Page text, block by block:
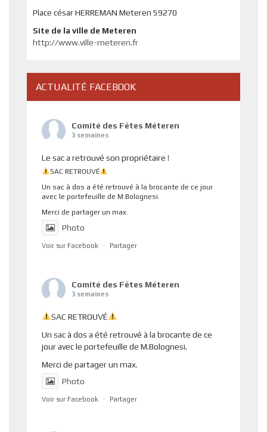
Place césar HERREMAN Meteren 59270
Site de la ville de Meteren
http://www.ville-meteren.fr
ACTUALITÉ FACEBOOK
Comité des Fêtes Méteren
3 semaines
Le sac a retrouvé son propriétaire !
SAC RETROUVÉ
Un sac à dos a été retrouvé à la brocante de ce jour
avec le portefeuille de M.Bolognesi.
Merci de partager un max.
Photo
Voir sur Facebook · Partager
Comité des Fêtes Méteren
3 semaines
SAC RETROUVÉ
Un sac à dos a été retrouvé à la brocante de ce
jour avec le portefeuille de M.Bolognesi.
Merci de partager un max.
Photo
Voir sur Facebook · Partager